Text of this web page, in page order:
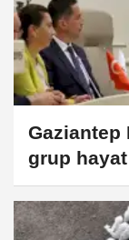
Gaziantep
grup